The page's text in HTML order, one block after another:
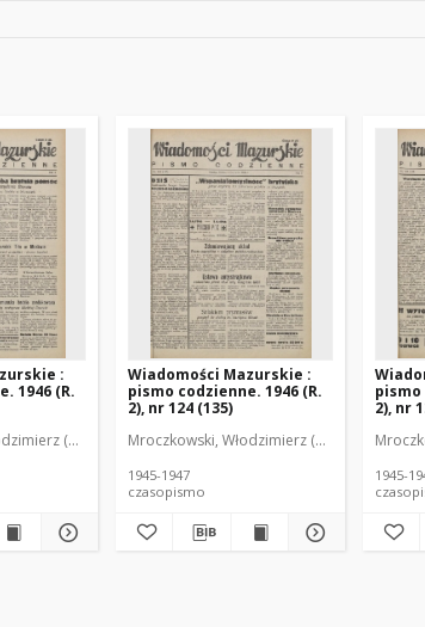
:
1946 (R.
(1902-1971). Redaktor
Wiadomości Mazurskie :
pismo codzienne. 1946 (R.
2), nr 124 (135)
Mroczkowski, Włodzimierz (1902-1971).
1945-1947
czasopismo
pismo
2), nr
1945-